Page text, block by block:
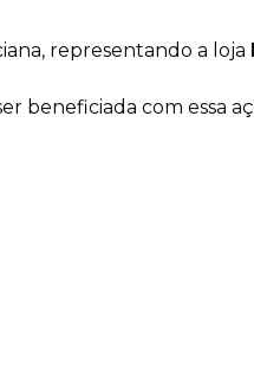
representando a loja
beneficiada com essa